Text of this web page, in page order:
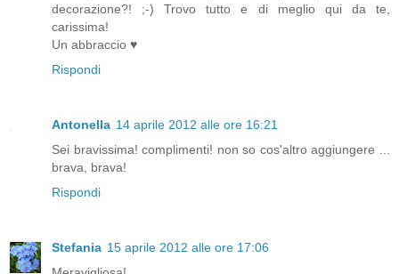
decorazione?! ;-) Trovo tutto e di meglio qui da te,
carissima!
Un abbraccio ♥
Rispondi
Antonella 14 aprile 2012 alle ore 16:21
Sei bravissima! complimenti! non so cos'altro aggiungere ...
brava, brava!
Rispondi
Stefania 15 aprile 2012 alle ore 17:06